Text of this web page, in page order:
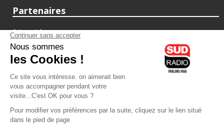
Partenaires
fiducial.fr
lyoncapitale.fr
olympique-et-lyonnais.com
L'application Iphone / Android
Téléchargez l'application